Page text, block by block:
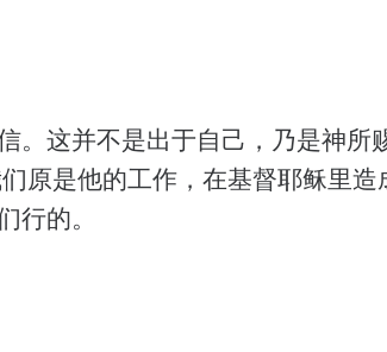
。这并不是出于自己，乃是神所
原是他的工作，在基督耶稣里
行的。